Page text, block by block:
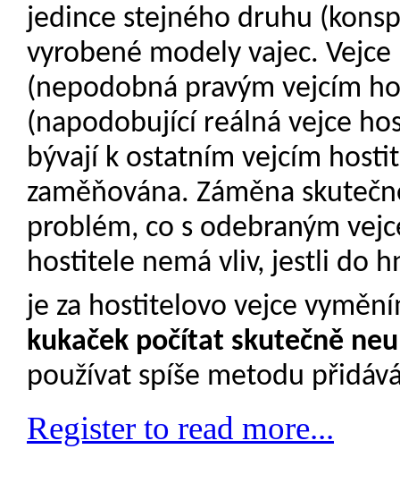
jedince stejného druhu
vyrobené modely vajec.
(nepodobná pravým vejcím
(napodobující reálná vejce
bývají k ostatním vejcím
zaměňována. Záměna
problém, co s odebraným
hostitele nemá vliv, jestli do
je za hostitelovo vejce
kukaček počítat skutečně
používat spíše metodu
Register to read more...